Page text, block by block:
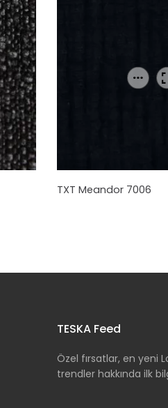
TXT Meandor 7006
TESKA Feed
Özel fırsatlar, en yeni
trendler hakkında ilk